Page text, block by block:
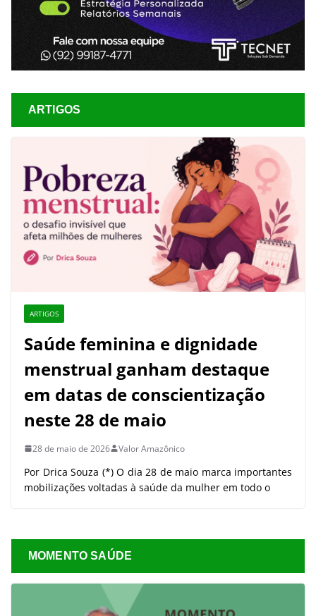
ARTIGOS
ARTIGOS
Saúde feminina e dignidade
menstrual ganham destaque
em datas de conscientização
neste 28 de maio
28 de maio de 2026 Valor Amazônico
Por Drica Souza (*) O dia 28 de maio marca importantes
mobilizações voltadas à saúde da mulher em todo o
MOMENTO SAÚDE